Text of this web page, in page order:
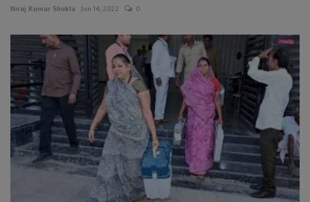
Niraj Kumar Shukla Jun 14, 2022 0